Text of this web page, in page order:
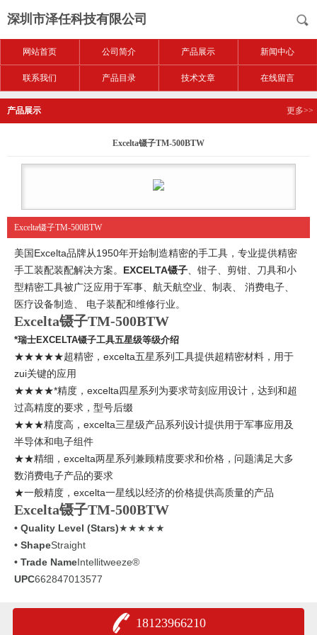
深圳市泽任科技有限公司
网站首页 公司简介 产品展示 新闻中心
联系我们 产品目录 技术文章 在线留言
产品展示 更多>>
Excelta镊子TM-500BTW
Excelta镊子TM-500BTW
美国Excelta品牌从1950年开始制造精密的手工具，专业提供精密
手工装配装配解决方案。 EXCELTA镊子 、钳子、剪钳、刀具和小
型精密工具被广泛应用于军事、航天航空业、制表、 消费电子、
医疗设备制造、 电子装配和维修行业。
Excelta镊子TM-500BTW
*瑞士EXCELTA镊子工具五星级等级介绍
★★★★★超精密，excelta五星系列工具提供超精密材料，用于
zui关键的应用
★★★★*精度，excelta四星系列为要求苛刻应用设计，达到和超
过高精度的要求，型号后缀
★★★精度高，excelta三星级产品系列设计提供用于军事应用及
半导体和电子组件
★★精细，excelta两星系列兼顾精度要求和价格，问题满足大多
数消费电子产品的要求
★一般精度，excelta一星线以经济的价格提供高质量的产品
Excelta镊子TM-500BTW
• Quality Level (Stars)★★★★★
• ShapeStraight
• Trade NameIntellitweeze®
UPC662847013577
18123966210